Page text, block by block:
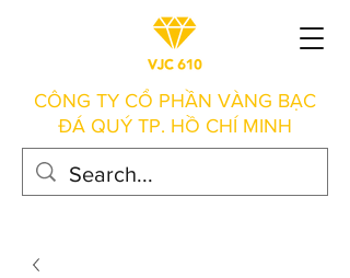
CÔNG TY CỔ PHẦN VÀNG BẠC
ĐÁ QUÝ TP. HỒ CHÍ MINH